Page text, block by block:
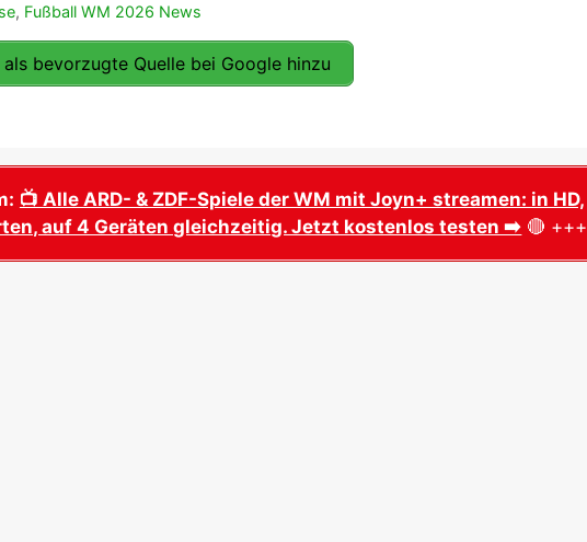
, Fußball WM 2026 News
als bevorzugte Quelle bei Google hinzu
📺 Alle ARD- & ZDF-Spiele der WM mit Joyn+ streamen: in HD,
auf 4 Geräten gleichzeitig. Jetzt kostenlos testen ➡️ 🔴 +++